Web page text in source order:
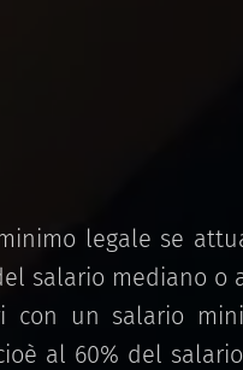
legale se
salario mediano o
con un salario
al 60% del